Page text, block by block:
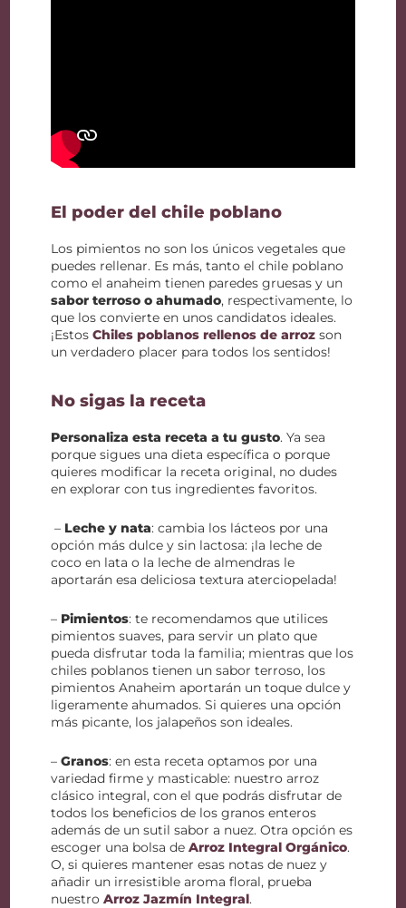
El poder del chile poblano
Los pimientos no son los únicos vegetales que
puedes rellenar. Es más, tanto el chile poblano
como el anaheim tienen paredes gruesas y un
sabor terroso o ahumado, respectivamente, lo
que los convierte en unos candidatos ideales.
¡EstosChiles poblanos rellenos de arroz son
un verdadero placer para todos los sentidos!
No sigas la receta
Personaliza esta receta a tu gusto. Ya sea
porque sigues una dieta específica o porque
quieres modificar la receta original, no dudes
en explorar con tus ingredientes favoritos.
– Leche y nata: cambia los lácteos por una
opción más dulce y sin lactosa: ¡la leche de
coco en lata o la leche de almendras le
aportarán esa deliciosa textura aterciopelada!
– Pimientos: te recomendamos que utilices
pimientos suaves, para servir un plato que
pueda disfrutar toda la familia; mientras que los
chiles poblanos tienen un sabor terroso, los
pimientos Anaheim aportarán un toque dulce y
ligeramente ahumados. Si quieres una opción
más picante, los jalapeños son ideales.
–Granos: en esta receta optamos por una
variedad firme y masticable: nuestro arroz
clásico integral, con el que podrás disfrutar de
todos los beneficios de los granos enteros
además de un sutil sabor a nuez. Otra opción es
escoger una bolsa deArroz Integral Orgánico.
O, si quieres mantener esas notas de nuez y
añadir un irresistible aroma floral, prueba
nuestroArroz Jazmín Integral.